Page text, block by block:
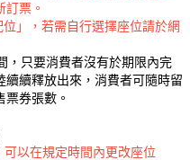
票。
」，若需自行選擇座位請於網
，只要消費者沒有於期限內完
續續釋放出來，消費者可隨時留
券張數。
以在規定時間內更改座位